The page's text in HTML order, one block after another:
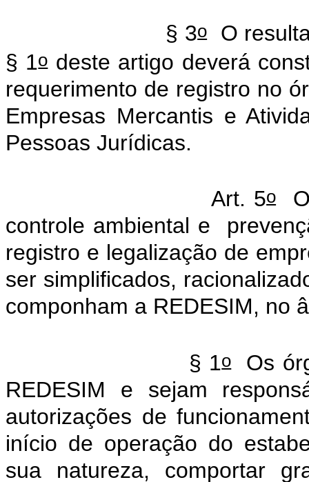
§ 3oO
§ 1odeste artigo deverá
requerimento de registro no
Empresas Mercantis e
Pessoas Jurídicas.
Art. 5o
controle ambiental e
registro e legalização de
ser simplificados,
componham a REDESIM, no
§ 1oOs
REDESIM e sejam
autorizações de
início de operação do
sua natureza, comportar